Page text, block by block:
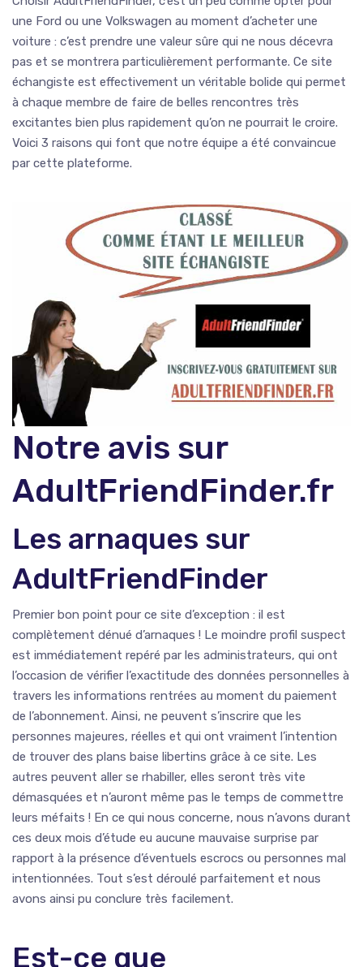
une Ford ou une Volkswagen au moment d’acheter une
voiture : c’est prendre une valeur sûre qui ne nous décevra
pas et se montrera particulièrement performante. Ce site
échangiste est effectivement un véritable bolide qui permet
à chaque membre de faire de belles rencontres très
excitantes bien plus rapidement qu’on ne pourrait le croire.
Voici 3 raisons qui font que notre équipe a été convaincue
par cette plateforme.
Notre avis sur
AdultFriendFinder.fr
Les arnaques sur
AdultFriendFinder
Premier bon point pour ce site d’exception : il est
complètement dénué d’arnaques ! Le moindre profil suspect
est immédiatement repéré par les administrateurs, qui ont
l’occasion de vérifier l’exactitude des données personnelles à
travers les informations rentrées au moment du paiement
de l’abonnement. Ainsi, ne peuvent s’inscrire que les
personnes majeures, réelles et qui ont vraiment l’intention
de trouver des plans baise libertins grâce à ce site. Les
autres peuvent aller se rhabiller, elles seront très vite
démasquées et n’auront même pas le temps de commettre
leurs méfaits ! En ce qui nous concerne, nous n’avons durant
ces deux mois d’étude eu aucune mauvaise surprise par
rapport à la présence d’éventuels escrocs ou personnes mal
intentionnées. Tout s’est déroulé parfaitement et nous
avons ainsi pu conclure très facilement.
Est-ce que